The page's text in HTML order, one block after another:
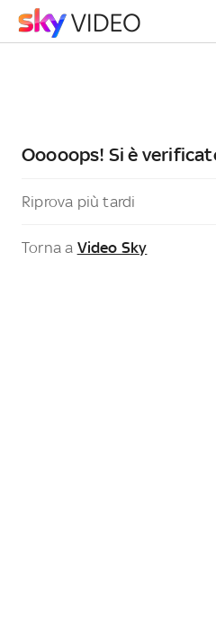
Ooooops! Si è
Riprova più tardi
Torna a Video Sky